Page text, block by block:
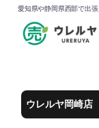
愛知県や静岡県西部で出
ウレルヤ岡崎店